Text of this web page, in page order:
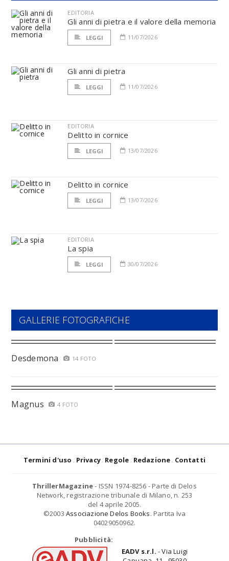
EDITORIA
Gli anni di pietra e il valore della memoria
LEGGI 11/07/2026
Gli anni di pietra
LEGGI 11/07/2026
EDITORIA
Delitto in cornice
LEGGI 13/07/2026
Delitto in cornice
LEGGI 13/07/2026
EDITORIA
La spia
LEGGI 30/07/2026
GALLERIE FOTOGRAFICHE
Desdemona 14 FOTO
Magnus 4 FOTO
Termini d'uso Privacy Regole Redazione Contatti
ThrillerMagazine- ISSN 1974-8256 - Parte di Delos
Network, registrazione tribunale di Milano, n. 253
del 4 aprile 2005.
©2003 Associazione Delos Books. Partita Iva
04029050962.
Pubblicità:
EADV s.r.l. - Via Luigi